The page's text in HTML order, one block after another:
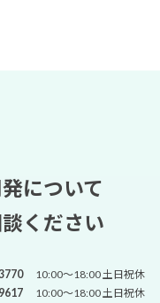
について
ください
10:00～18:00 土日祝休
10:00～18:00 土日祝休